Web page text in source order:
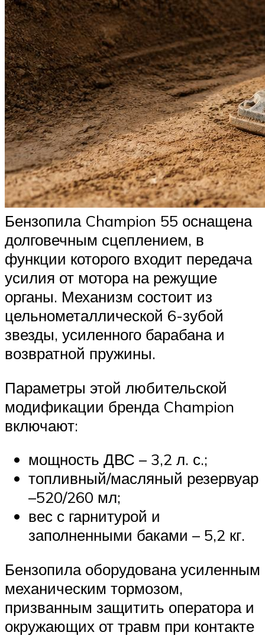
Бензопила Champion 55 оснащена
долговечным сцеплением, в
функции которого входит передача
усилия от мотора на режущие
органы. Механизм состоит из
цельнометаллической 6-зубой
звезды, усиленного барабана и
возвратной пружины.
Параметры этой любительской
модификации бренда Champion
включают:
мощность ДВС – 3,2 л. с.;
топливный/масляный резервуар
–520/260 мл;
вес с гарнитурой и
заполненными баками – 5,2 кг.
Бензопила оборудована усиленным
механическим тормозом,
призванным защитить оператора и
окружающих от травм при контакте